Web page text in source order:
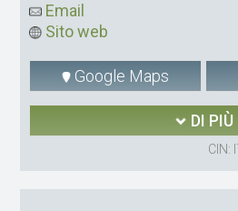
Email
Sito web
Google Maps
DI PIÙ
CIN: